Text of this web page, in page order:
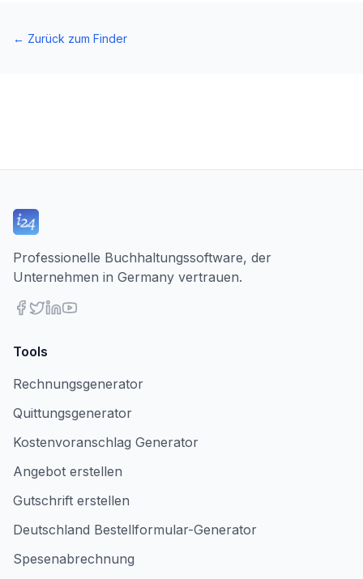
← Zurück zum Finder
Professionelle Buchhaltungssoftware, der
Unternehmen in Germany vertrauen.
Tools
Rechnungsgenerator
Quittungsgenerator
Kostenvoranschlag Generator
Angebot erstellen
Gutschrift erstellen
Deutschland Bestellformular-Generator
Spesenabrechnung